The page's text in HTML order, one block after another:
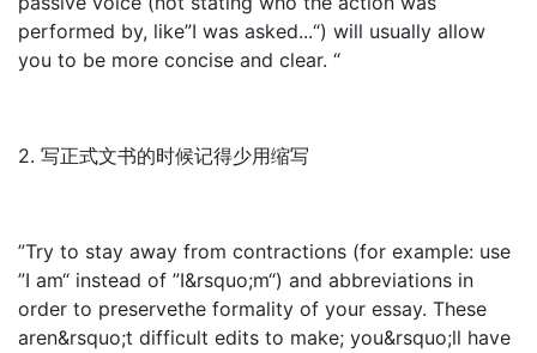
performed by, like”I was asked...“) will usually allow
you to be more concise and clear. “
2. 写正式文书的时候记得少用缩写
”Try to stay away from contractions (for example: use
”I am“ instead of ”I&rsquo;m“) and abbreviations in
order to preservethe formality of your essay. These
aren&rsquo;t difficult edits to make; you&rsquo;ll have